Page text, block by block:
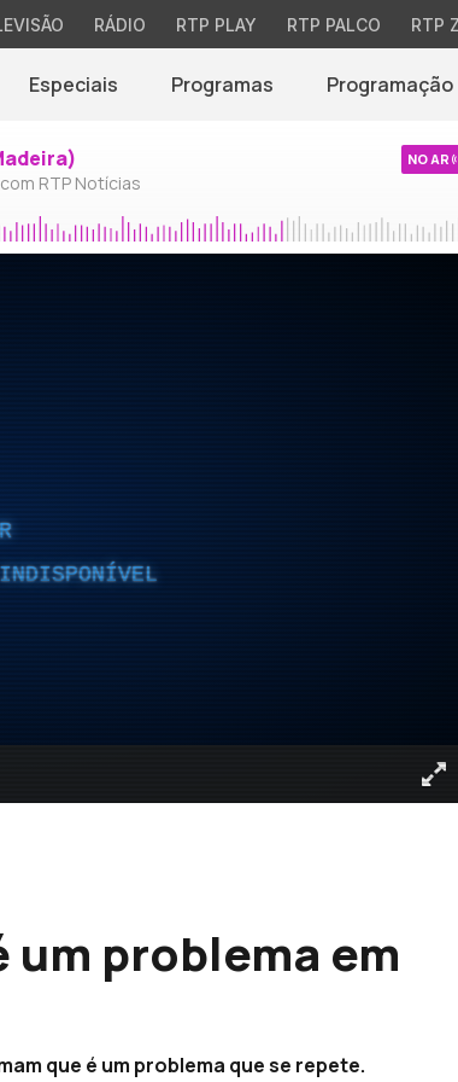
RÁDIO RTP PLAY RTP PALCO RTP
Especiais Programas Programação
RTP Notícias
NO AR
um problema em
que é um problema que se repete.